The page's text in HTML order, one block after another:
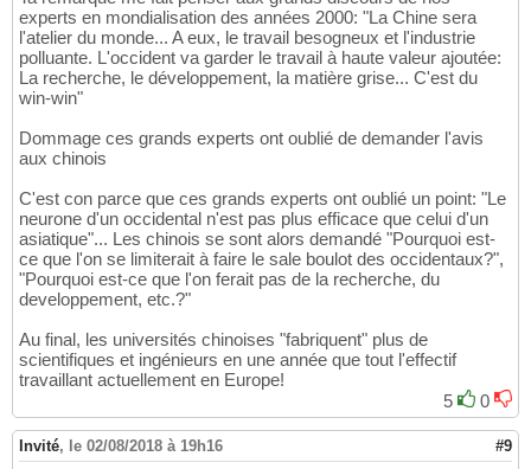
experts en mondialisation des années 2000: "La Chine sera
l'atelier du monde... A eux, le travail besogneux et l'industrie
polluante. L'occident va garder le travail à haute valeur ajoutée:
La recherche, le développement, la matière grise... C'est du
win-win"
Dommage ces grands experts ont oublié de demander l'avis
aux chinois
C'est con parce que ces grands experts ont oublié un point: "Le
neurone d'un occidental n'est pas plus efficace que celui d'un
asiatique"... Les chinois se sont alors demandé "Pourquoi est-
ce que l'on se limiterait à faire le sale boulot des occidentaux?",
"Pourquoi est-ce que l'on ferait pas de la recherche, du
developpement, etc.?"
Au final, les universités chinoises "fabriquent" plus de
scientifiques et ingénieurs en une année que tout l'effectif
travaillant actuellement en Europe!
5
0
Invité, le 02/08/2018 à 19h16 #9